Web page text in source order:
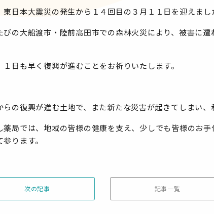
東日本大震災の発生から１４回目の３月１１日を迎えまし
びの大船渡市・陸前高田市での森林火災により、被害に
１日も早く復興が進むことをお祈りいたします。
らの復興が進む土地で、また新たな災害が起きてしまい、
薬局では、地域の皆様の健康を支え、少しでも皆様のお
ります。
次の記事 記事一覧